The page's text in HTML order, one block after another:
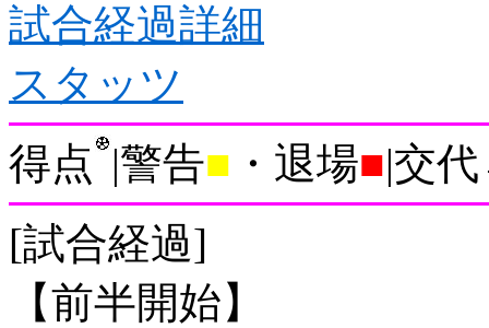
試合経過詳細
スタッツ
得点 |警告■ ・退場■|交
[試合経過]
【前半開始】